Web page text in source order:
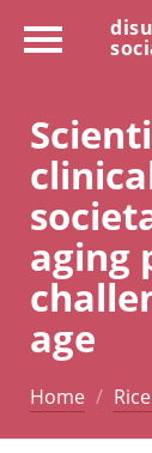
aging
age
Home